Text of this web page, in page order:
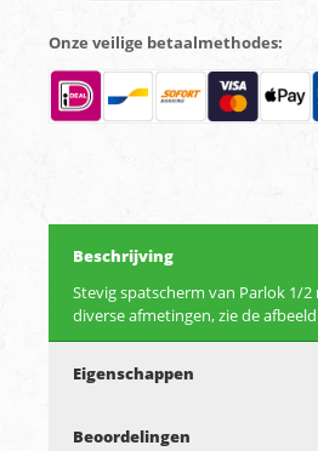
Onze veilige betaalmethodes:
Beschrijving
Stevig spatscherm van Parlok 1/
diverse afmetingen, zie de
Eigenschappen
Beoordelingen